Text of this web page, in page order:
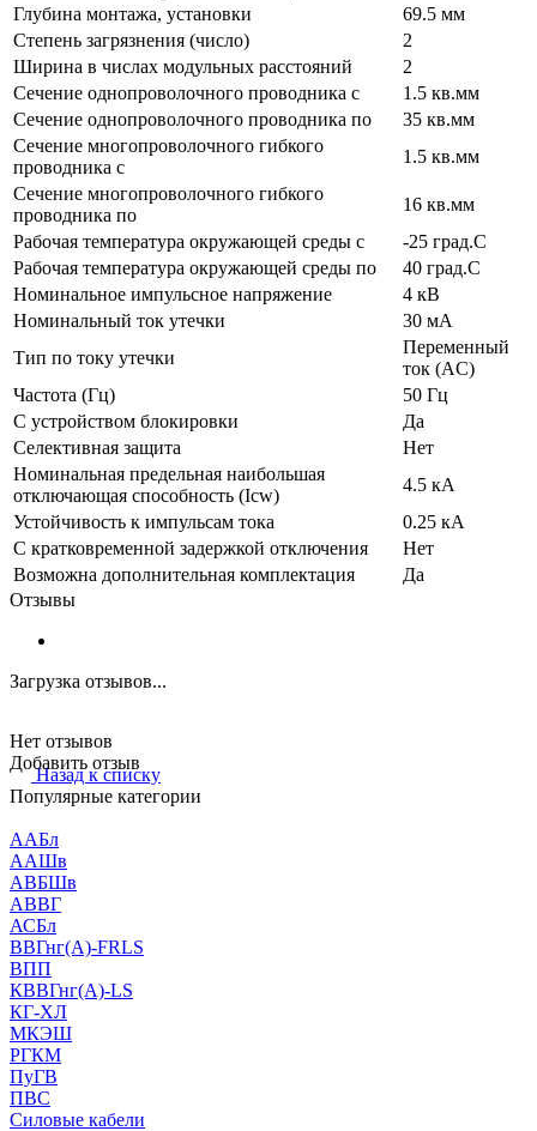
Глубина монтажа, установки
69.5 мм
Степень загрязнения (число)
2
Ширина в числах модульных расстояний
2
Сечение однопроволочного проводника с
1.5 кв.мм
Сечение однопроволочного проводника по
35 кв.мм
Сечение многопроволочного гибкого
проводника с
1.5 кв.мм
Сечение многопроволочного гибкого
проводника по
16 кв.мм
Рабочая температура окружающей среды с
-25 град.C
Рабочая температура окружающей среды по
40 град.C
Номинальное импульсное напряжение
4 кВ
Номинальный ток утечки
30 мА
Тип по току утечки
Переменный
ток (AC)
Частота (Гц)
50 Гц
С устройством блокировки
Да
Селективная защита
Нет
Номинальная предельная наибольшая
отключающая способность (Icw)
4.5 кА
Устойчивость к импульсам тока
0.25 кА
С кратковременной задержкой отключения
Нет
Возможна дополнительная комплектация
Да
Отзывы
Загрузка отзывов...
Нет отзывов
Добавить отзыв
Назад к списку
Популярные категории
ААБл
ААШв
АВБШв
АВВГ
АСБл
ВВГнг(А)-FRLS
ВПП
КВВГнг(А)-LS
КГ-ХЛ
МКЭШ
РГКМ
ПуГВ
ПВС
Силовые кабели